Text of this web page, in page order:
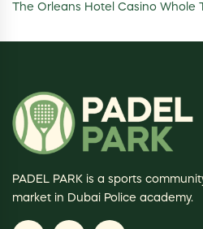
The Orleans Hotel Casino Whole
PADEL PARK is a sports
market in Dubai Police academy.